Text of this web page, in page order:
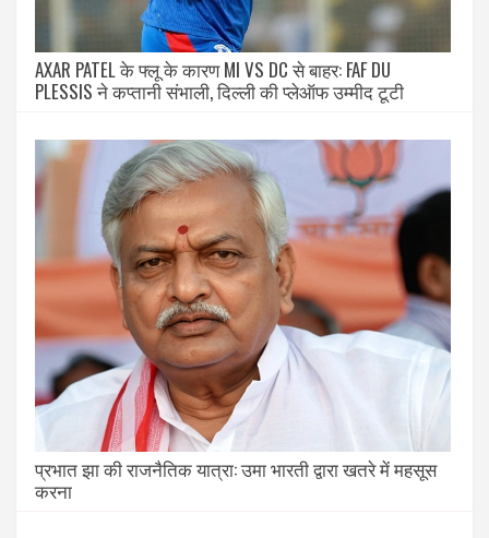
AXAR PATEL के फ्लू के कारण MI VS DC से बाहर: FAF DU
PLESSIS ने कप्तानी संभाली, दिल्ली की प्लेऑफ उम्मीद टूटी
प्रभात झा की राजनैतिक यात्रा: उमा भारती द्वारा खतरे में महसूस
करना